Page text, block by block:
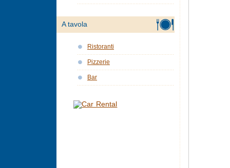
A tavola
Ristoranti
Pizzerie
Bar